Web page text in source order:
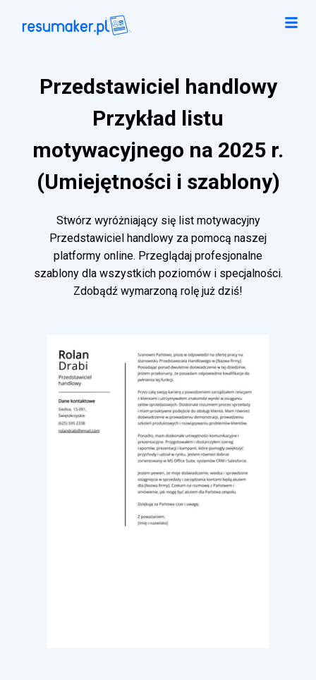
Przedstawiciel handlowy
Przykład listu
motywacyjnego na 2025 r.
(Umiejętności i szablony)
Stwórz wyróżniający się list motywacyjny
Przedstawiciel handlowy za pomocą naszej
platformy online. Przeglądaj profesjonalne
szablony dla wszystkich poziomów i specjalności.
Zdobądź wymarzoną rolę już dziś!